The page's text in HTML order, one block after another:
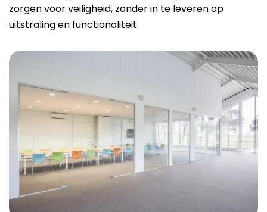
zorgen voor veiligheid, zonder in te leveren op
uitstraling en functionaliteit.